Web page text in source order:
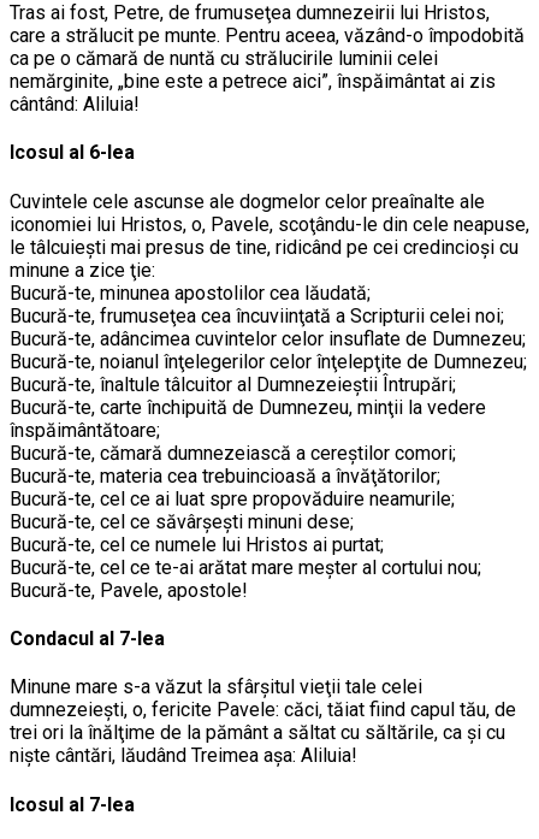
Tras ai fost, Petre, de frumuseţea dumnezeirii lui Hristos,
care a strălucit pe munte. Pentru aceea, văzând-o împodobită
ca pe o cămară de nuntă cu strălucirile luminii celei
nemărginite, „bine este a petrece aici”, înspăimântat ai zis
cântând: Aliluia!
Icosul al 6-lea
Cuvintele cele ascunse ale dogmelor celor preaînalte ale
iconomiei lui Hristos, o, Pavele, scoţându-le din cele neapuse,
le tâlcuieşti mai presus de tine, ridicând pe cei credincioşi cu
minune a zice ţie:
Bucură-te, minunea apostolilor cea lăudată;
Bucură-te, frumuseţea cea încuviinţată a Scripturii celei noi;
Bucură-te, adâncimea cuvintelor celor insuflate de Dumnezeu;
Bucură-te, noianul înţelegerilor celor înţelepţite de Dumnezeu;
Bucură-te, înaltule tâlcuitor al Dumnezeieştii Întrupări;
Bucură-te, carte închipuită de Dumnezeu, minţii la vedere
înspăimântătoare;
Bucură-te, cămară dumnezeiască a cereştilor comori;
Bucură-te, materia cea trebuincioasă a învăţătorilor;
Bucură-te, cel ce ai luat spre propovăduire neamurile;
Bucură-te, cel ce săvârşeşti minuni dese;
Bucură-te, cel ce numele lui Hristos ai purtat;
Bucură-te, cel ce te-ai arătat mare meşter al cortului nou;
Bucură-te, Pavele, apostole!
Condacul al 7-lea
Minune mare s-a văzut la sfârşitul vieţii tale celei
dumnezeieşti, o, fericite Pavele: căci, tăiat fiind capul tău, de
trei ori la înălţime de la pământ a săltat cu săltările, ca şi cu
nişte cântări, lăudând Treimea aşa: Aliluia!
Icosul al 7-lea